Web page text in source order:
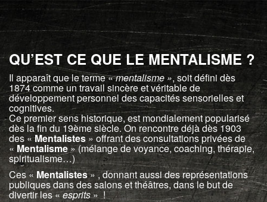
QU’EST CE QUE LE MENTALISME ?
Il apparaît que le terme «mentalisme », soit défini dès
1874 comme un travail sincère et véritable de
développement personnel des capacités sensorielles et
cognitives.
Ce premier sens historique, est mondialement popularisé
dès la fin du 19ème siècle. On rencontre déjà dès 1903
des «Mentalistes » offrant des consultations privées de
« Mentalisme» (mélange de voyance, coaching, thérapie,
spiritualisme…)
Ces «Mentalistes» , donnant aussi des représentations
publiques dans des salons et théâtres, dans le but de
divertir les «esprits» !